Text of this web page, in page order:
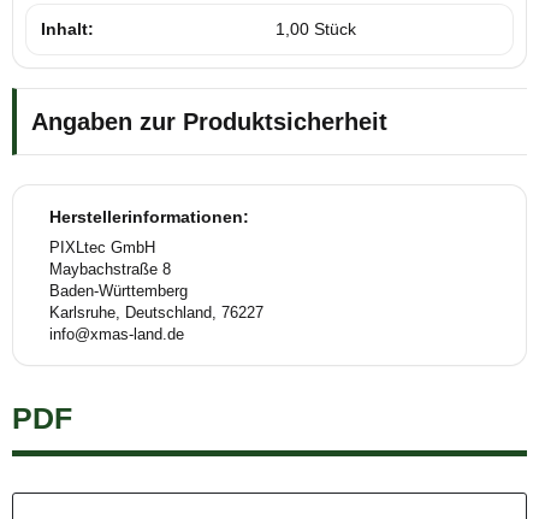
Inhalt: 1,00 Stück
Angaben zur Produktsicherheit
Herstellerinformationen:
PIXLtec GmbH
Maybachstraße 8
Baden-Württemberg
Karlsruhe, Deutschland, 76227
info@xmas-land.de
PDF